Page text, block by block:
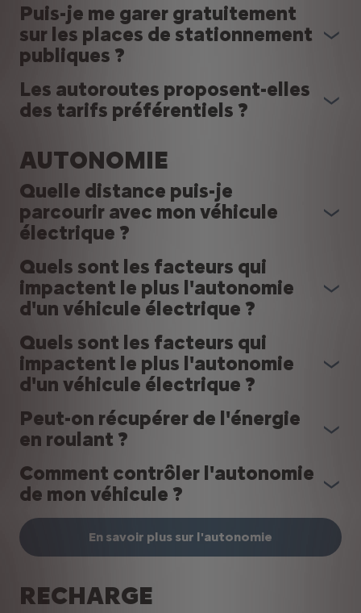
Puis-je me garer gratuitement
sur les places de stationnement
publiques ?
Les autoroutes proposent-elles
des tarifs préférentiels ?
AUTONOMIE
Quelle distance puis-je
parcourir avec mon véhicule
électrique ?
Quels sont les facteurs qui
impactent le plus l'autonomie
d'un véhicule électrique ?
Quels sont les facteurs qui
impactent le plus l'autonomie
d'un véhicule électrique ?
Peut-on récupérer de l'énergie
en roulant ?
Comment contrôler l'autonomie
de mon véhicule ?
En savoir plus sur l'autonomie
RECHARGE